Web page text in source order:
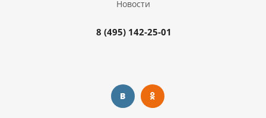
Новости
8 (495) 142-25-01